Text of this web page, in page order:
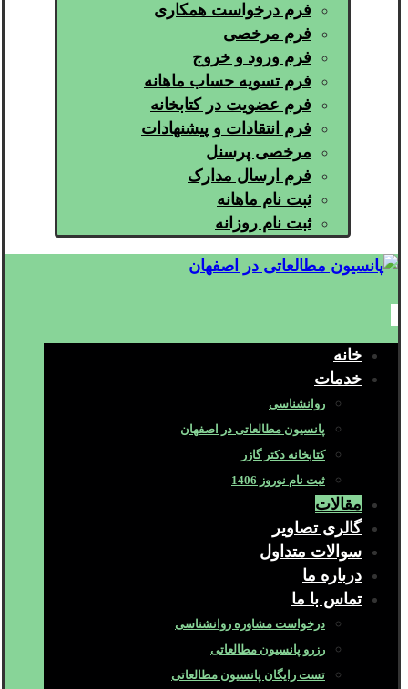
فرم درخواست همکاری
فرم مرخصی
فرم ورود و خروج
فرم تسویه حساب ماهانه
فرم عضویت در کتابخانه
فرم انتقادات و پیشنهادات
مرخصی پرسنل
فرم ارسال مدارک
ثبت نام ماهانه
ثبت نام روزانه
خانه
خدمات
روانشناسی
پانسیون مطالعاتی در اصفهان
کتابخانه دکتر گازر
ثبت نام نوروز 1406
مقالات
گالری تصاویر
سوالات متداول
درباره ما
تماس با ما
درخواست مشاوره روانشناسی
رزرو پانسیون مطالعاتی
تست رایگان پانسیون مطالعاتی